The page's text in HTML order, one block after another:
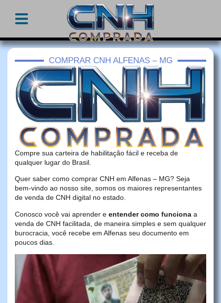
COMPRAR CNH ALFENAS – MG
Compre sua carteira de habilitação fácil e receba de
qualquer lugar do Brasil.
Quer saber como comprar CNH em Alfenas – MG? Seja
bem-vindo ao nosso site, somos os maiores representantes
de venda de CNH digital no estado.
Conosco você vai aprender e entender como funciona a
venda de CNH facilitada, de maneira simples e sem qualquer
burocracia, você recebe em Alfenas seu documento em
poucos dias.